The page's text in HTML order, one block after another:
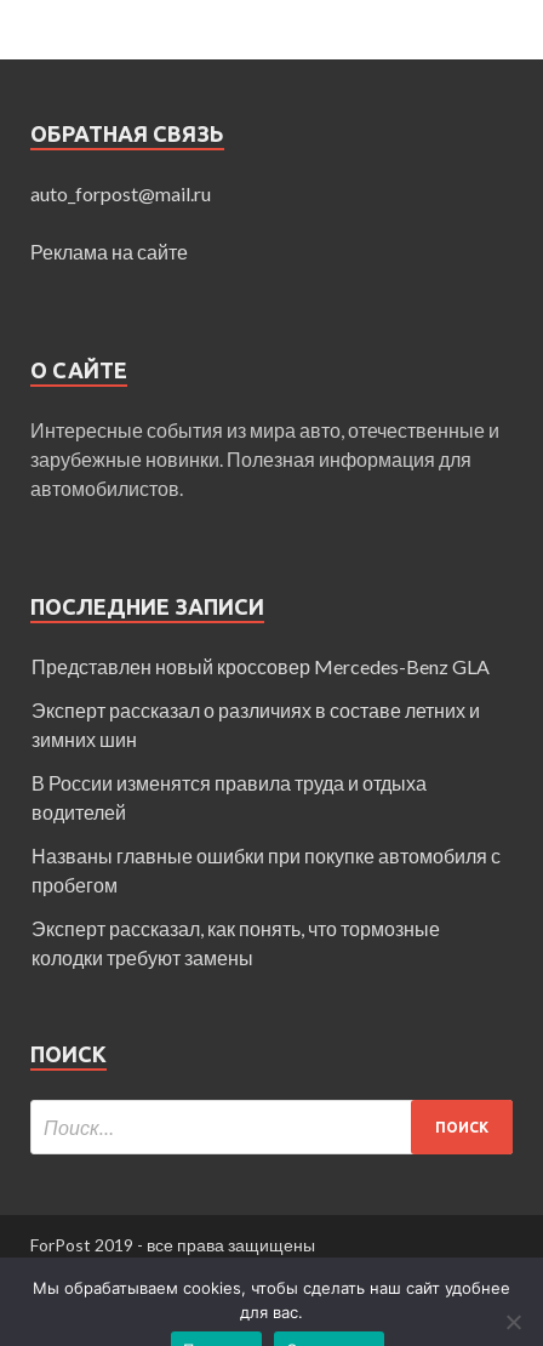
ОБРАТНАЯ СВЯЗЬ
auto_forpost@mail.ru
Реклама на сайте
О САЙТЕ
Интересные события из мира авто, отечественные и
зарубежные новинки. Полезная информация для
автомобилистов.
ПОСЛЕДНИЕ ЗАПИСИ
Представлен новый кроссовер Mercedes-Benz GLA
Эксперт рассказал о различиях в составе летних и
зимних шин
В России изменятся правила труда и отдыха
водителей
Названы главные ошибки при покупке автомобиля с
пробегом
Эксперт рассказал, как понять, что тормозные
колодки требуют замены
ПОИСК
ForPost 2019 - все права защищены
При использовании материалов сайта ссылка
Мы обрабатываем cookies, чтобы сделать наш сайт удобнее
для вас.